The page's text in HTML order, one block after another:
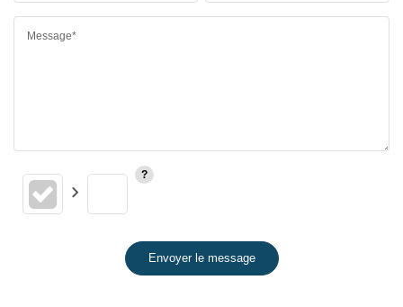
Message*
Envoyer le message